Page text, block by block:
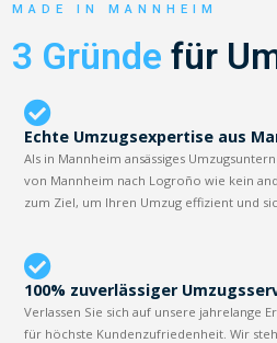
MADE IN MANNHEIM
3 Gründe für
Echte Umzugsexpertise aus
Als in Mannheim ansässiges
von Mannheim nach Logroño wie kein
zum Ziel, um Ihren Umzug effizient und
100% zuverlässiger
Verlassen Sie sich auf unsere jahrelange
für höchste Kundenzufriedenheit. Wir